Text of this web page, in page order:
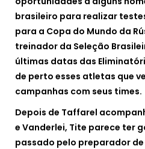
brasileiro para realizar
para a Copa do Mundo da
treinador da Seleção
últimas datas das
de perto esses atletas que
campanhas com seus times.
Depois de Taffarel
e Vanderlei, Tite parece ter
passado pelo preparador